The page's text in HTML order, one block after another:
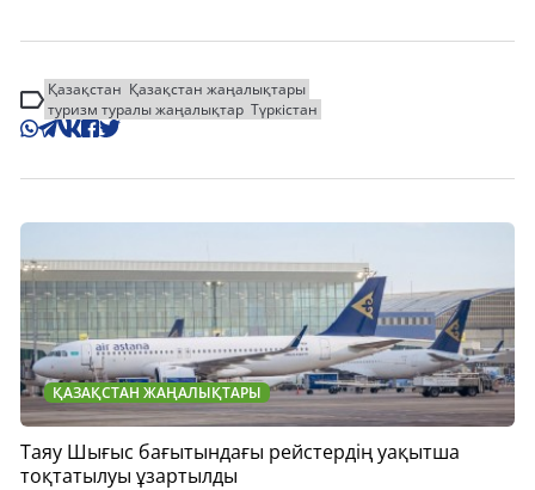
Қазақстан Қазақстан жаңалықтары
туризм туралы жаңалықтар Түркістан
ҚАЗАҚСТАН ЖАҢАЛЫҚТАРЫ
Таяу Шығыс бағытындағы рейстердің уақытша
тоқтатылуы ұзартылды